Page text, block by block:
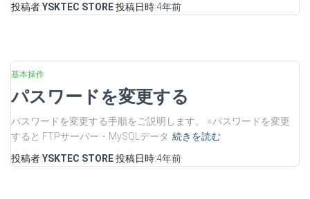
投稿者:YSKTEC STORE投稿日時:4年前
基本操作
パスワードを変更する
パスワードを変更する手順をご説明します。 ※パスワードを変更
すると FTPサーバー・MySQLデータ 続きを読む
投稿者:YSKTEC STORE投稿日時:4年前